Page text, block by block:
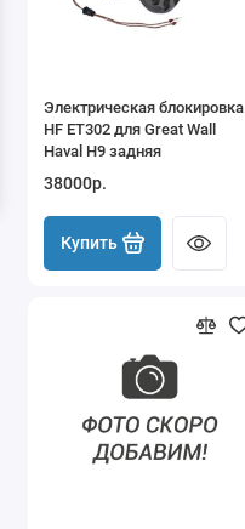
Электрическая блокировка
HF ET302 для Great Wall
Haval H9 задняя
38000р.
Купить